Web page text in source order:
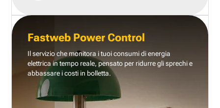
Fastweb Power Control
Il servizio che monitora i tuoi consumi di energia
elettrica in tempo reale, pensato per ridurre gli sprechi e
abbassare i costi in bolletta.